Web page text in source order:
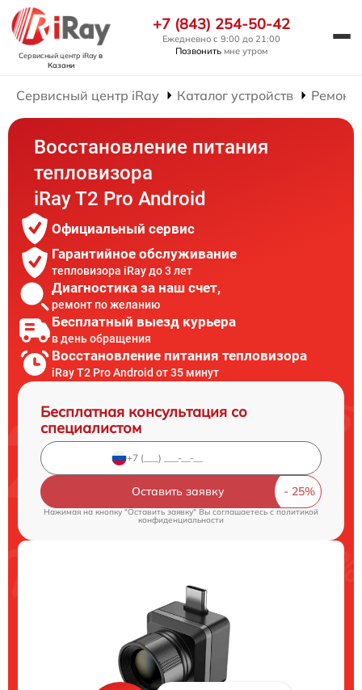
Сервисный центр iRayв
Казани
+7 (843) 254-50-42
Ежедневно с 9:00 до 21:00
Позвонить мне утром
Сервисный центр iRay Каталог устройств Ремонт
Восстановление питания
тепловизора
iRay T2 Pro Android
Официальный сервис
Гарантийное обслуживание
тепловизора iRay до 3 лет
Диагностика за наш счет,
ремонт по желанию
Бесплатный выезд курьера
в день обращения
Восстановление питания тепловизора
iRay T2 Pro Android от 35 минут
Бесплатная консультация со
специалистом
Оставить заявку
Нажимая на кнопку "Оставить заявку" Вы соглашаетесь cполитикой
конфиденциальности